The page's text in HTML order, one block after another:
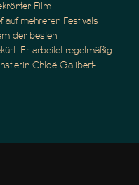
Film
auf mehreren Festivals
der besten
Er arbeitet regelmäßig
Chloé Galibert-